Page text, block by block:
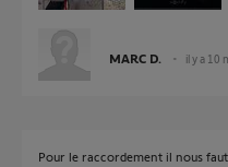
MARC D. il y a 10
Pour le raccordement il nous